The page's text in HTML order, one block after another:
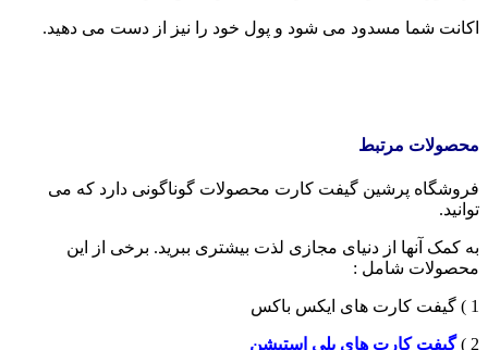
اکانت شما مسدود می شود و پول خود را نیز از دست می دهید.
محصولات مرتبط
فروشگاه پرشین گیفت کارت محصولات گوناگونی دارد که می
توانید.
به کمک آنها از دنیای مجازی لذت بیشتری ببرید. برخی از این
محصولات شامل :
1 ) گیفت کارت های ایکس باکس
2 ) گیفت کارت های پلی استیشن